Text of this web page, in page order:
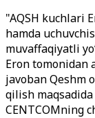
"AQSH kuchlari
hamda
muvaffaqiyatli
Eron
javoban Qeshm
qilish
CENTCOMning